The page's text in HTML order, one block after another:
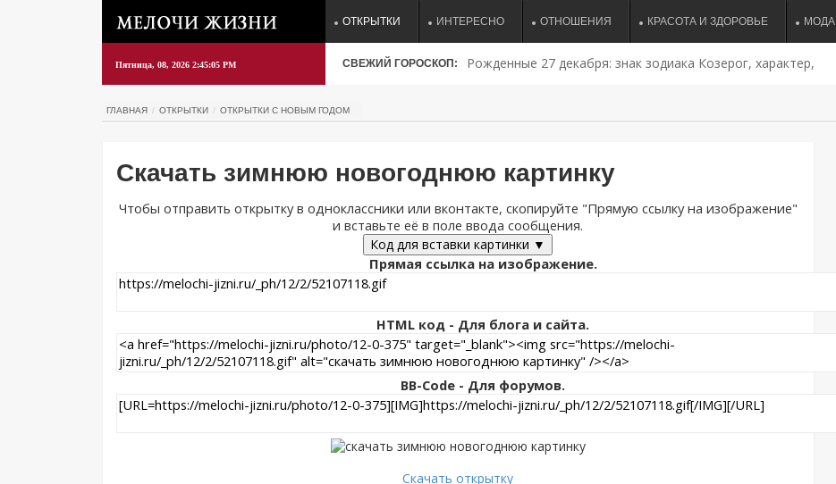
ОТКРЫТКИ ИНТЕРЕСНО ОТНОШЕНИЯ КРАСОТА И ЗДОРОВЬЕ МОДА
Пятница, 08, 2026 2:45:05 PM СВЕЖИЙ ГОРОСКОП: Рожденные 27 декабря: знак зодиака Козерог, характер,
ГЛАВНАЯ ОТКРЫТКИ ОТКРЫТКИ С НОВЫМ ГОДОМ
Скачать зимнюю новогоднюю картинку
Чтобы отправить открытку в одноклассники или вконтакте, скопируйте "Прямую ссылку на изображение"
и вставьте её в поле ввода сообщения.
Код для вставки картинки ▼
Прямая ссылка на изображение.
HTML код - Для блога и сайта.
BB-Code - Для форумов.
Скачать открытку